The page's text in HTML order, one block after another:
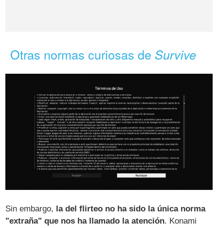
Otras normas curiosas de Survive
Sin embargo, la del flirteo no ha sido la única norma
"extraña" que nos ha llamado la atención. Konami